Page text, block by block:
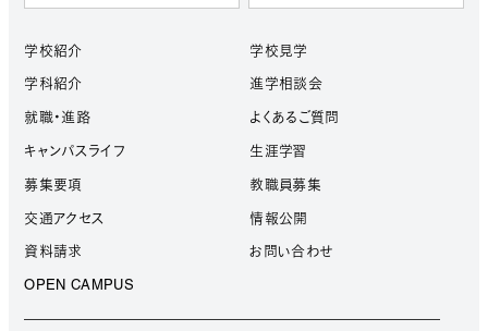
学校紹介
学科紹介
就職・進路
キャンパスライフ
募集要項
交通アクセス
資料請求
OPEN CAMPUS
学校見学
進学相談会
よくあるご質問
生涯学習
教職員募集
情報公開
お問い合わせ